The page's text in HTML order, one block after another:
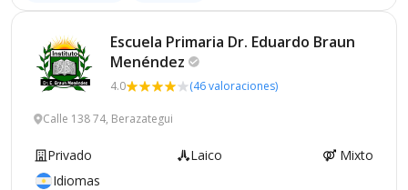
Escuela Primaria Dr. Eduardo Braun
Menéndez
4.0 (46 valoraciones)
Calle 138 74, Berazategui
Privado Laico
Mixto
Idiomas